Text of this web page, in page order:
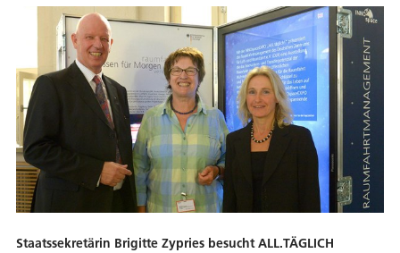
Staatssekretärin Brigitte Zypries besucht ALL.TÄGLICH